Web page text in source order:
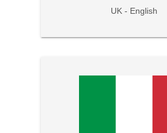
UK - English